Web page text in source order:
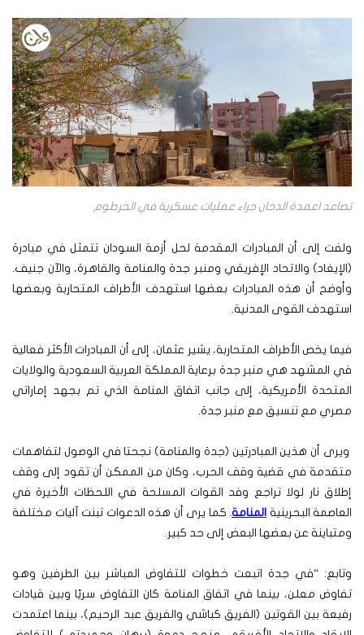
تصاعد اعمدة الدخان جراء عمليات عسكرية في الخرطوم
ولفت إلى أن المبادرات المقدمة لحل أزمة السودان تتمثل في مبادرة
(الإيغاد) والاتحاد الإفريقي ومنبر جدة والمنامة والقاهرة، والآن جنيف.
وأوضح أن هذه المبادرات بعضها استهدف الأطراف المتحاربة وبعضها
استهدف القوى المدنية.
فيما يخص الأطراف المتحاربة، يشير عثمان، إلى أن المبادرات الأكثر فعالية
في المشهد هي منبر جدة برعاية المملكة العربية السعودية والولايات
المتحدة الأمريكية، إلى جانب اتفاق المنامة الذي تم بجهد إماراتي
مصري مع تنسيق مع منبر جدة.
ويرى أن هذين المبادرتين (جدة والمنامة) نجحتا في الوصول لتفاهمات
متقدمة في قضية وقف الحرب، وكان من الممكن أن تقود إلى وقف
إطلاق نار لولا تراجع وفد القوات المسلحة في اللحظات الأخيرة في
العاصمة البحرينية المنامة . كما يرى أن هذه الدعوات تبنت آليات مختلفة
ومتباينة عن بعضها البعض إلى حد كبير.
وتابع: “في جدة اتبعت خطوات للتفاوض المباشر بين الطرفين وهو
تفاوض معلن، بينما في اتفاق المنامة كان التفاوض سريًا وبين قيادات
رفيعة بين القوتين (الفريق كباشي والفريق عبد الرحيم)، بينما اعتمدت